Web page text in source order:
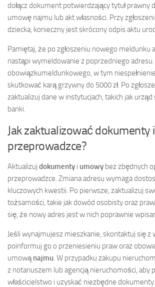
dołącz dokument potwierdzający tytuł prawny
umowę najmu lub akt własności. Przy
dziecka, konieczny jest skrócony odpis aktu
Pamiętaj, że po zgłoszeniu nowego meldunku
nastąpi wymeldowanie z poprzedniego adresu.
obowiązkumeldunkowego, w tym
skutkować karą grzywny do 5000 zł. Po
zaktualizuj dane w instytucjach, takich jak urząd
banki.
Jak zaktualizować dokumenty
przeprowadzce?
Aktualizuj dokumenty i umowy bez zbędnych
przeprowadzce. Zmiana adresu wymaga
kluczowych kwestii. Po pierwsze, zaktualizuj
tożsamości, takie jak dowód osobisty oraz
się, że nowy adres jest w nich poprawnie
Jeśli wynajmujesz mieszkanie, skontaktuj się z
poinformuj go o przeniesieniu praw oraz
umową najmu . W przypadku zakupu
z notariuszem lub agencją nieruchomości, aby
właścicielstwo i uzyskać niezbędne dokumenty.